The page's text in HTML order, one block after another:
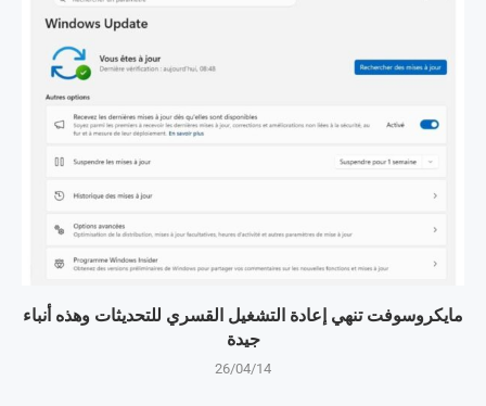
مايكروسوفت تنهي إعادة التشغيل القسري للتحديثات وهذه أنباء
جيدة
26/04/14